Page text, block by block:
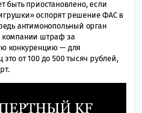
быть приостановлено, если
оспорят решение ФАС в
антимонопольный орган
компании штраф за
конкуренцию — для
от 100 до 500 тысяч рублей,